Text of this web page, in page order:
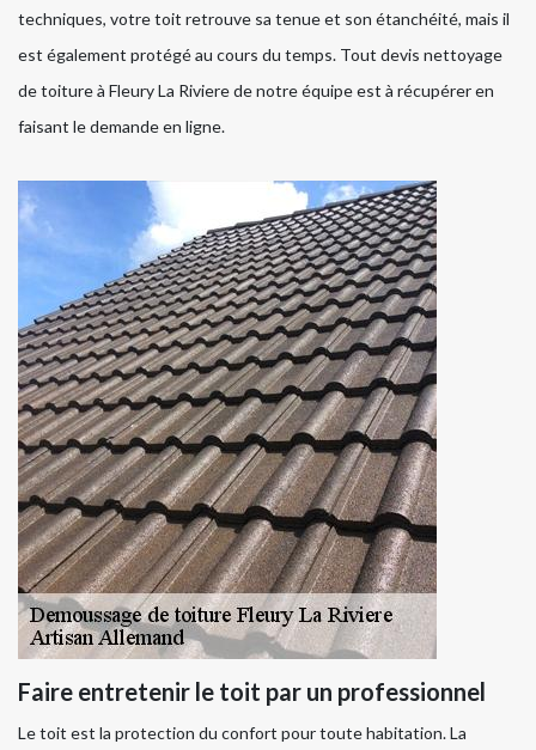
techniques, votre toit retrouve sa tenue et son étanchéité, mais il
est également protégé au cours du temps. Tout devis nettoyage
de toiture à Fleury La Riviere de notre équipe est à récupérer en
faisant le demande en ligne.
Faire entretenir le toit par un professionnel
Le toit est la protection du confort pour toute habitation. La